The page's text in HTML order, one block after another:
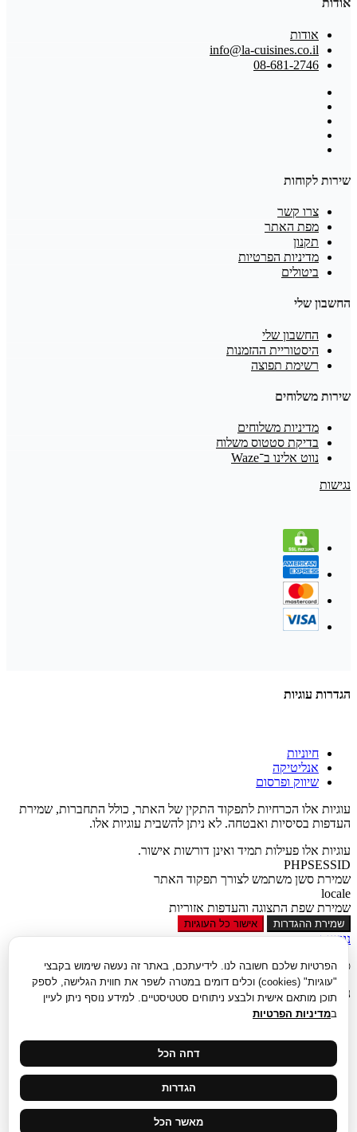
אודות
אודות
info@la-cuisines.co.il
08-681-2746
שירות לקוחות
צרו קשר
מפת האתר
תקנון
מדיניות הפרטיות
ביטולים
החשבון שלי
החשבון שלי
היסטוריית ההזמנות
רשימת תפוצה
שירות משלוחים
מדיניות משלוחים
בדיקת סטטוס משלוח
נווט אלינו ב־Waze
נגישות
הפרטיות שלכם חשובה לנו. לידיעתכם, באתר זה נעשה שימוש בקבצי
"עוגיות" (cookies) וכלים דומים במטרה לשפר את חווית הגלישה, לספק
תוכן מותאם אישית ולבצע ניתוחים סטטיסטיים. למידע נוסף ניתן לעיין
במדיניות הפרטיות
דחה הכל
הגדרות
מאשר הכל
הגדרות עוגיות
חיוניות
אנליטיקה
שיווק ופרסום
עוגיות אלו הכרחיות לתפקוד התקין של האתר, כולל התחברות, שמירת
העדפות בסיסיות ואבטחה. לא ניתן להשבית עוגיות אלו.
עוגיות אלו פעילות תמיד ואינן דורשות אישור.
PHPSESSID
שמירת סשן משתמש לצורך תפקוד האתר
locale
שמירת שפת התצוגה והעדפות אזוריות
שמירת ההגדרות אישור כל העוגיות
נגישות
סגור
נגישות
הגדל טקסט
ניגודיות הפוכה
הדגשת קישורים